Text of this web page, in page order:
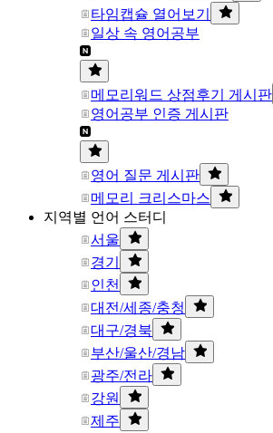
타임캡슐 열어보기
일상 속 영어공부
메모리워드 상점후기 게시판
영어공부 인증 게시판
영어 질문 게시판
메모리 크리스마스
지역별 언어 스터디
서울
경기
인천
대전/세종/충청
대구/경북
부산/울산/경남
광주/전라
강원
제주